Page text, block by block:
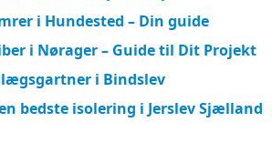
i Hundested – Din guide
i Nørager – Guide til Dit Projekt
i Bindslev
bedste isolering i Jerslev Sjælland